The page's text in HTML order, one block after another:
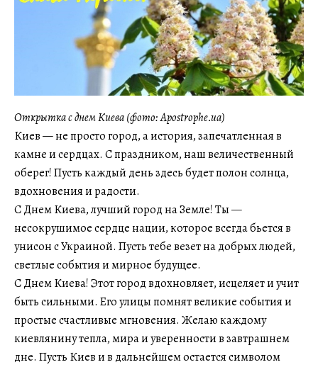
Открытка с днем Киева (фото: Apostrophe.ua)
Киев — не просто город, а история, запечатленная в
камне и сердцах. С праздником, наш величественный
оберег! Пусть каждый день здесь будет полон солнца,
вдохновения и радости.
С Днем Киева, лучший город на Земле! Ты —
несокрушимое сердце нации, которое всегда бьется в
унисон с Украиной. Пусть тебе везет на добрых людей,
светлые события и мирное будущее.
С Днем Киева! Этот город вдохновляет, исцеляет и учит
быть сильными. Его улицы помнят великие события и
простые счастливые мгновения. Желаю каждому
киевлянину тепла, мира и уверенности в завтрашнем
дне. Пусть Киев и в дальнейшем остается символом